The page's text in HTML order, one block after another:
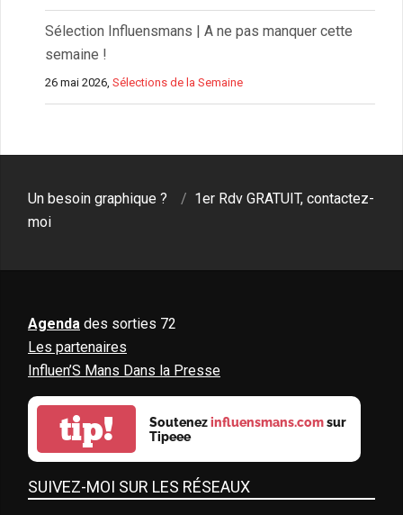
Sélection Influensmans | A ne pas manquer cette
semaine !
26 mai 2026,Sélections de la Semaine
Un besoin graphique ?
1er Rdv GRATUIT, contactez-
moi
Agenda des sorties 72
Les partenaires
Influen’S Mans Dans la Presse
tip! Soutenezinfluensmans.comsur
Tipeee
SUIVEZ-MOI SUR LES RÉSEAUX